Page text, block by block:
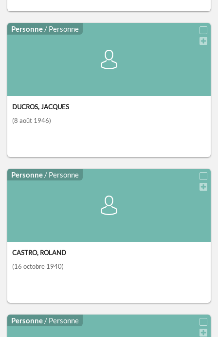
Personne / Personne
DUCROS, JACQUES
(8 août 1946)
Personne / Personne
CASTRO, ROLAND
(16 octobre 1940)
Personne / Personne